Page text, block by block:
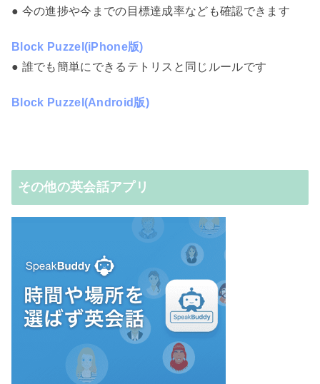
● 今の進捗や今までの目標達成率なども確認できます
Block Puzzel(iPhone版)
● 誰でも簡単にできるテトリスと同じルールです
Block Puzzel(Android版)
その他の英会話アプリ